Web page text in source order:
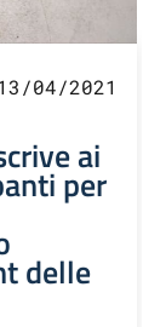
04/2021
ai
per
delle